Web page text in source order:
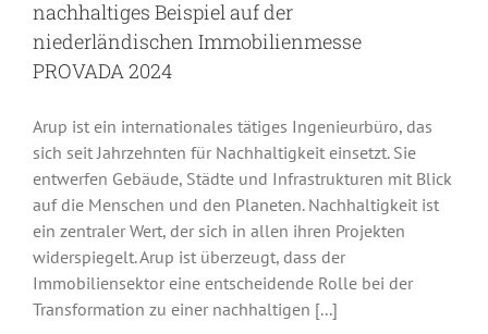
nachhaltiges Beispiel auf der
niederländischen Immobilienmesse
PROVADA 2024
Arup ist ein internationales tätiges Ingenieurbüro, das
sich seit Jahrzehnten für Nachhaltigkeit einsetzt. Sie
entwerfen Gebäude, Städte und Infrastrukturen mit Blick
auf die Menschen und den Planeten. Nachhaltigkeit ist
ein zentraler Wert, der sich in allen ihren Projekten
widerspiegelt. Arup ist überzeugt, dass der
Immobiliensektor eine entscheidende Rolle bei der
Transformation zu einer nachhaltigen [...]